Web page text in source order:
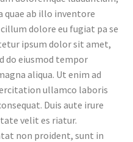
ON LINE
to read property
wp-content/
widgets/gallery-slider/
item.phpon line28
quae ab illo inventore
dolore eu fugiat pa se
ipsum dolor sit amet,
do eiusmod tempor
aliqua. Ut enim ad
ullamco laboris
Duis aute irure
velit es riatur.
non proident, sunt in